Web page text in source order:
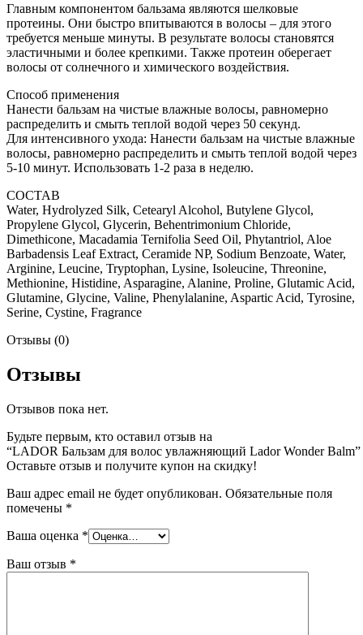
Главным компонентом бальзама являются шелковые
протеины. Они быстро впитываются в волосы – для этого
требуется меньше минуты. В результате волосы становятся
эластичными и более крепкими. Также протеин оберегает
волосы от солнечного и химического воздействия.
Способ применения
Нанести бальзам на чистые влажные волосы, равномерно
распределить и смыть теплой водой через 50 секунд.
Для интенсивного ухода: Нанести бальзам на чистые влажные
волосы, равномерно распределить и смыть теплой водой через
5-10 минут. Использовать 1-2 раза в неделю.
СОСТАВ
Water, Hydrolyzed Silk, Cetearyl Alcohol, Butylene Glycol,
Propylene Glycol, Glycerin, Behentrimonium Chloride,
Dimethicone, Macadamia Ternifolia Seed Oil, Phytantriol, Aloe
Barbadensis Leaf Extract, Ceramide NP, Sodium Benzoate, Water,
Arginine, Leucine, Tryptophan, Lysine, Isoleucine, Threonine,
Methionine, Histidine, Asparagine, Alanine, Proline, Glutamic Acid,
Glutamine, Glycine, Valine, Phenylalanine, Aspartic Acid, Tyrosine,
Serine, Cystine, Fragrance
Отзывы (0)
Отзывы
Отзывов пока нет.
Будьте первым, кто оставил отзыв на
“LADOR Бальзам для волос увлажняющий Lador Wonder Balm”
Оставьте отзыв и получите купон на скидку!
Ваш адрес email не будет опубликован. Обязательные поля
помечены *
Ваша оценка *
Ваш отзыв *